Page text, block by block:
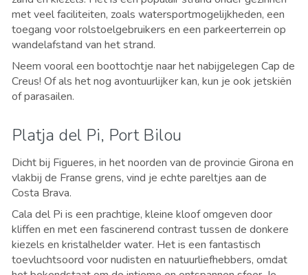
met veel faciliteiten, zoals watersportmogelijkheden, een
toegang voor rolstoelgebruikers en een parkeerterrein op
wandelafstand van het strand.
Neem vooral een boottochtje naar het nabijgelegen Cap de
Creus! Of als het nog avontuurlijker kan, kun je ook jetskiën
of parasailen.
Platja del Pi, Port Bilou
Dicht bij Figueres, in het noorden van de provincie Girona en
vlakbij de Franse grens, vind je echte pareltjes aan de
Costa Brava.
Cala del Pi is een prachtige, kleine kloof omgeven door
kliffen en met een fascinerend contrast tussen de donkere
kiezels en kristalhelder water. Het is een fantastisch
toevluchtsoord voor nudisten en natuurliefhebbers, omdat